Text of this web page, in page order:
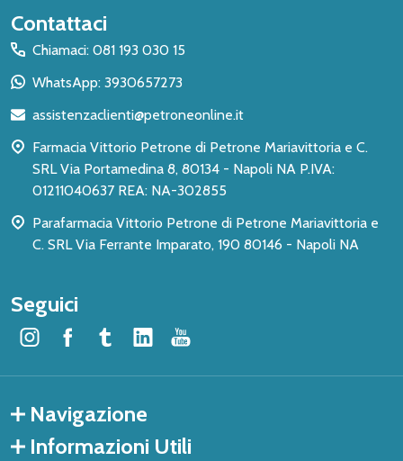
Inizio
del
piè
pagina
Contattaci
Chiamaci: 081 193 030 15
WhatsApp: 3930657273
assistenzaclienti@petroneonline.it
Farmacia Vittorio Petrone di Petrone Mariavittoria e C.
SRL Via Portamedina 8, 80134 - Napoli NA P.IVA:
01211040637 REA: NA-302855
Parafarmacia Vittorio Petrone di Petrone Mariavittoria e
C. SRL Via Ferrante Imparato, 190 80146 - Napoli NA
Seguici
Navigazione
Informazioni Utili